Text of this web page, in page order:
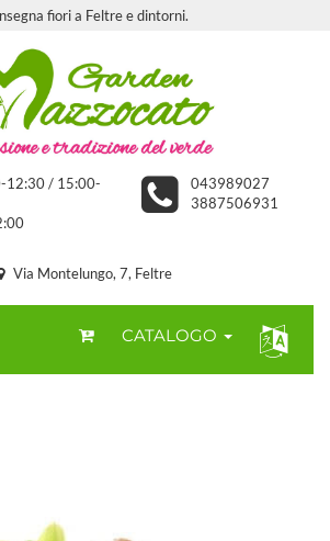
fiori a Feltre e dintorni.
12:30 / 15:00-
043989027
3887506931
Via Montelungo, 7, Feltre
CATALOGO